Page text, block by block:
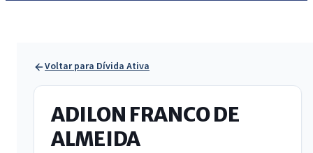
Voltar para Dívida Ativa
ADILON FRANCO DE
ALMEIDA